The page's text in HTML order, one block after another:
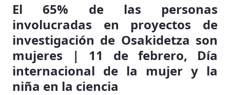
El 65% de las personas
involucradas en proyectos de
investigación de Osakidetza son
mujeres | 11 de febrero, Día
internacional de la mujer y la
niña en la ciencia